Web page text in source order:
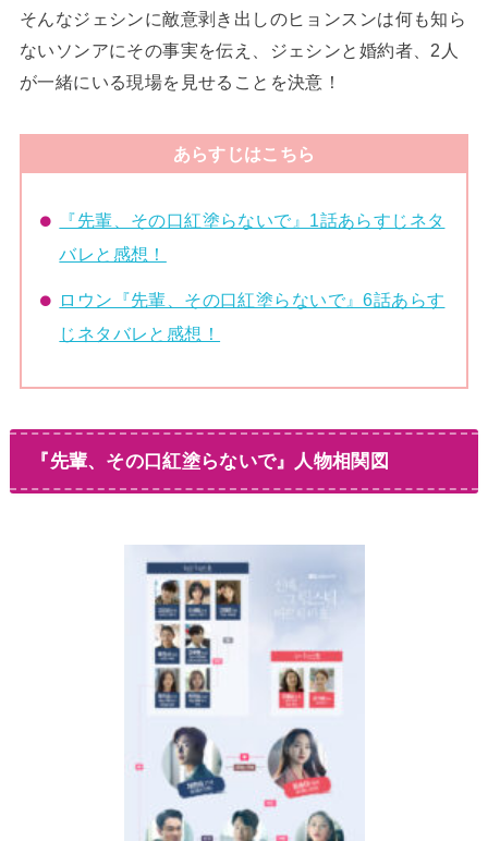
そんなジェシンに敵意剥き出しのヒョンスンは何も知ら
ないソンアにその事実を伝え、ジェシンと婚約者、2人
が一緒にいる現場を見せることを決意！
あらすじはこちら
『先輩、その口紅塗らないで』1話あらすじネタ
バレと感想！
ロウン『先輩、その口紅塗らないで』6話あらす
じネタバレと感想！
『先輩、その口紅塗らないで』人物相関図